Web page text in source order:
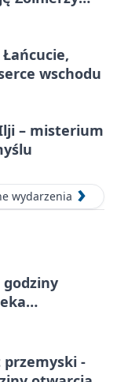
wschodu
– misterium
wydarzenia
-